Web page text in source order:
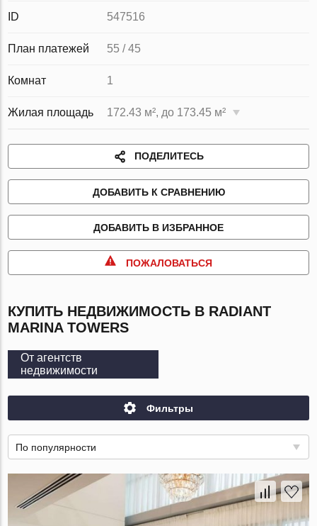
ID 547516
План платежей 55 / 45
Комнат 1
Жилая площадь 172.43 м², до 173.45 м²
ПОДЕЛИТЕСЬ
ДОБАВИТЬ К СРАВНЕНИЮ
ДОБАВИТЬ В ИЗБРАННОЕ
ПОЖАЛОВАТЬСЯ
КУПИТЬ НЕДВИЖИМОСТЬ В RADIANT
MARINA TOWERS
От агентств
недвижимости
Фильтры
По популярности